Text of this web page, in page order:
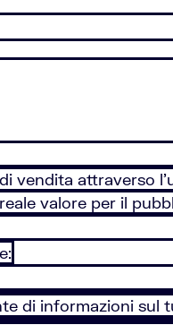
vendita attraverso
valore per il
di informazioni sul